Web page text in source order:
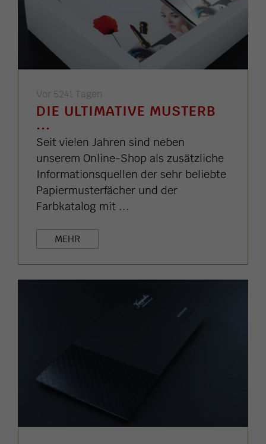
Vor 5241 Tagen
DIE ULTIMATIVE MUSTERB
...
Seit vielen Jahren sind neben
unserem Online-Shop als zusätzliche
Informationsquellen der sehr beliebte
Papiermusterfächer und der
Farbkatalog mit ...
MEHR